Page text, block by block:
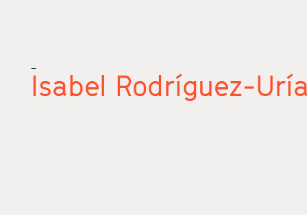
_
Isabel Rodríguez-